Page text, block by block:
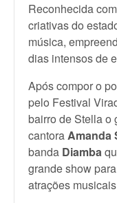
Reconhecida
criativas do
música,
dias intensos de
Após compor o
pelo Festival
bairro de Stella o
cantoraAmanda
banda Diamba
grande show
atrações